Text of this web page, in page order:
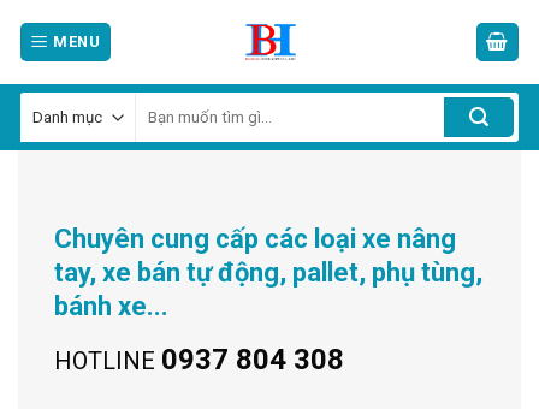
MENU
kiếm:
Chuyên cung cấp các loại xe nâng
tay, xe bán tự động, pallet, phụ tùng,
bánh xe...
HOTLINE 0937 804 308